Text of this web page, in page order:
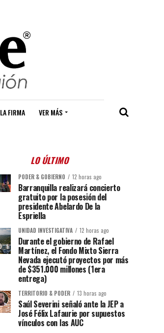
LA FIRMA VER MÁS
LO ÚLTIMO
PODER & GOBIERNO 12 horas ago
Barranquilla realizará concierto
gratuito por la posesión del
presidente Abelardo De la
Espriella
UNIDAD INVESTIGATIVA 12 horas ago
Durante el gobierno de Rafael
Martínez, el Fondo Mixto Sierra
Nevada ejecutó proyectos por más
de $351.000 millones (1era
entrega)
TERRITORIO & PODER 13 horas ago
Saúl Severini señaló ante la JEP a
José Félix Lafaurie por supuestos
vínculos con las AUC